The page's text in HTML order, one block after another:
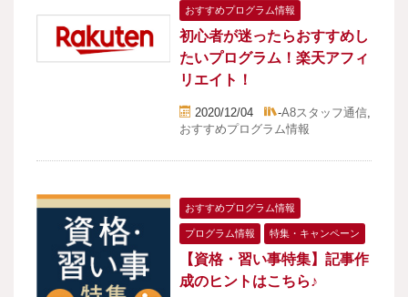
おすすめプログラム情報
初心者が迷ったらおすすめし
たいプログラム！楽天アフィ
リエイト！
2020/12/04 -A8スタッフ通信,
おすすめプログラム情報
おすすめプログラム情報
プログラム情報 特集・キャンペーン
【資格・習い事特集】記事作
成のヒントはこちら♪